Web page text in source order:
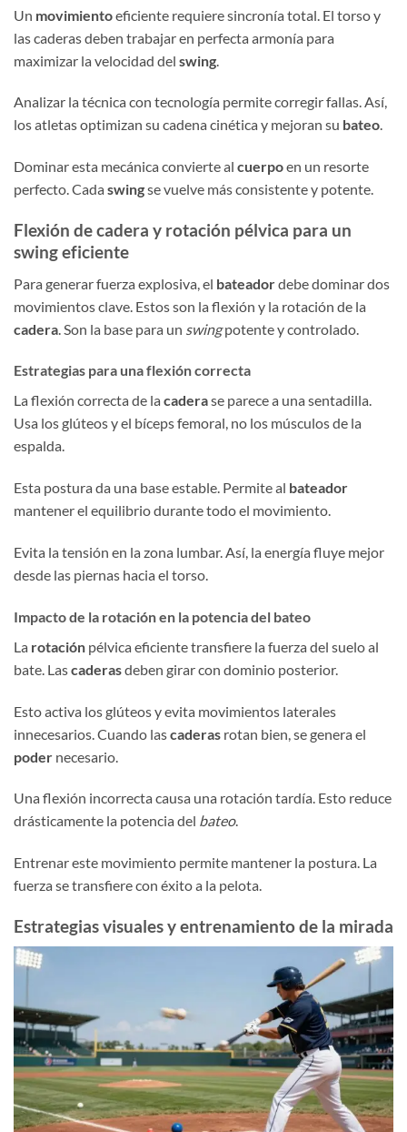
Un movimientoeficiente requiere sincronía total. El torso y
las caderas deben trabajar en perfecta armonía para
maximizar la velocidad del swing
Analizar la técnica con tecnología permite corregir fallas. Así,
los atletas optimizan su cadena cinética y mejoran su bateo.
Dominar esta mecánica convierte al cuerpoen un resorte
perfecto. Cada swingse vuelve más consistente y potente.
Flexión de cadera y rotación pélvica para un
swing eficiente
Para generar fuerza explosiva, el bateadordebe dominar dos
movimientos clave. Estos son la flexión y la rotación de la
cadera . Son la base para un swingpotente y controlado.
Estrategias para una flexión correcta
La flexión correcta de la caderase parece a una sentadilla.
Usa los glúteos y el bíceps femoral, no los músculos de la
espalda.
Esta postura da una base estable. Permite al bateador
mantener el equilibrio durante todo el movimiento.
Evita la tensión en la zona lumbar. Así, la energía fluye mejor
desde las piernas hacia el torso.
Impacto de la rotación en la potencia del bateo
La rotación pélvica eficiente transfiere la fuerza del suelo al
bate. Lascaderasdeben girar con dominio posterior.
Esto activa los glúteos y evita movimientos laterales
innecesarios. Cuando lascaderas rotan bien, se genera el
poder necesario.
Una flexión incorrecta causa una rotación tardía. Esto reduce
drásticamente la potencia del bateo.
Entrenar este movimiento permite mantener la postura. La
fuerza se transfiere con éxito a la pelota.
Estrategias visuales y entrenamiento de la mirada